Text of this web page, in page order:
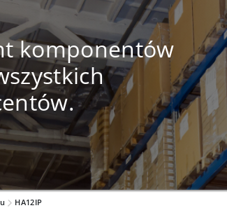
komponentów
HA12IP